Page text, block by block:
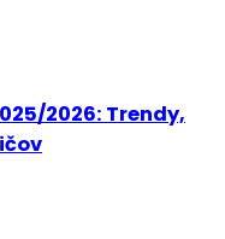
2026: Trendy,